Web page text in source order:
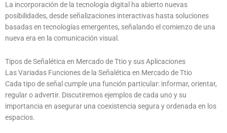
La incorporación de la tecnología digital ha abierto nuevas
posibilidades, desde señalizaciones interactivas hasta soluciones
basadas en tecnologías emergentes, señalando el comienzo de una
nueva era en la comunicación visual.
Tipos de Señalética en Mercado de Ttio y sus Aplicaciones
Las Variadas Funciones de la Señalética en Mercado de Ttio
Cada tipo de señal cumple una función particular: informar, orientar,
regular o advertir. Discutiremos ejemplos de cada uno y su
importancia en asegurar una coexistencia segura y ordenada en los
espacios.